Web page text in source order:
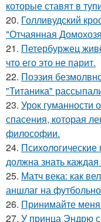
которые ставят в
20. Голливудский
"Отчаянная
21. Петербуржец
что его это не парит.
22. Поэзия
"Титаника"
23. Урок гуманности
спасения, которая
философии.
24.
должна знать
25. Матч века: как
аншлаг на
26. Принимайте меня
27. У принца Эндрю